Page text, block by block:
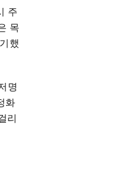
주
목
했
명
화
리